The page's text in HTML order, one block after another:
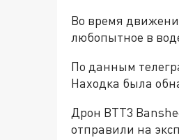
Во время
любопытное в
По данным
Находка была
Дрон BTT3
отправили на